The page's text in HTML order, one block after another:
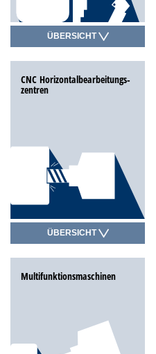
ÜBERSICHT
CNC Horizontal­bearbeitungs­
zentren
ÜBERSICHT
Multifunktions­maschinen